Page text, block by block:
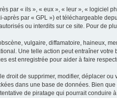
par « ils », « eux », « leur », « logiciel
après par « GPL ») et téléchargeable
ou interdits sur ce site. Pour de
vulgaire, diffamatoire, haineux,
Une telle action peut entraîner
est enregistrée pour aider à faire
droit de supprimer, modifier, déplacer
dans une base de données. Bien
de piratage qui pourrait conduire